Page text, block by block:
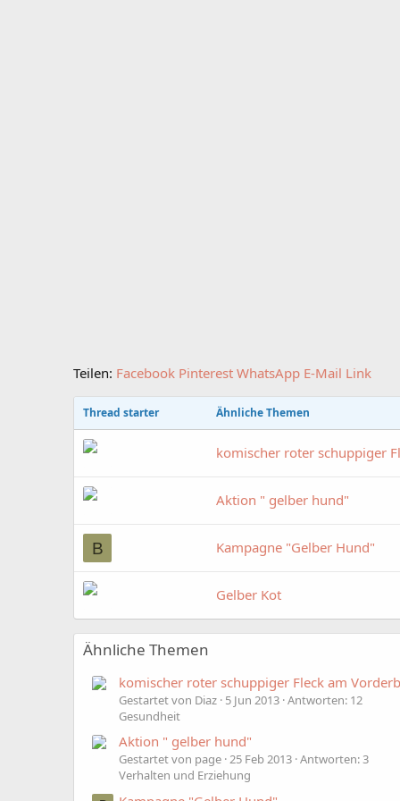
Teilen: Facebook Pinterest WhatsApp E-Mail Link
Thread starter Ähnliche Themen
komischer roter schuppiger
Aktion " gelber hund"
B Kampagne "Gelber Hund"
Gelber Kot
Ähnliche Themen
komischer roter schuppiger Fleck am
Gestartet von Diaz 5 Jun 2013 Antworten: 12
Gesundheit
Aktion " gelber hund"
Gestartet von page 25 Feb 2013 Antworten: 3
Verhalten und Erziehung